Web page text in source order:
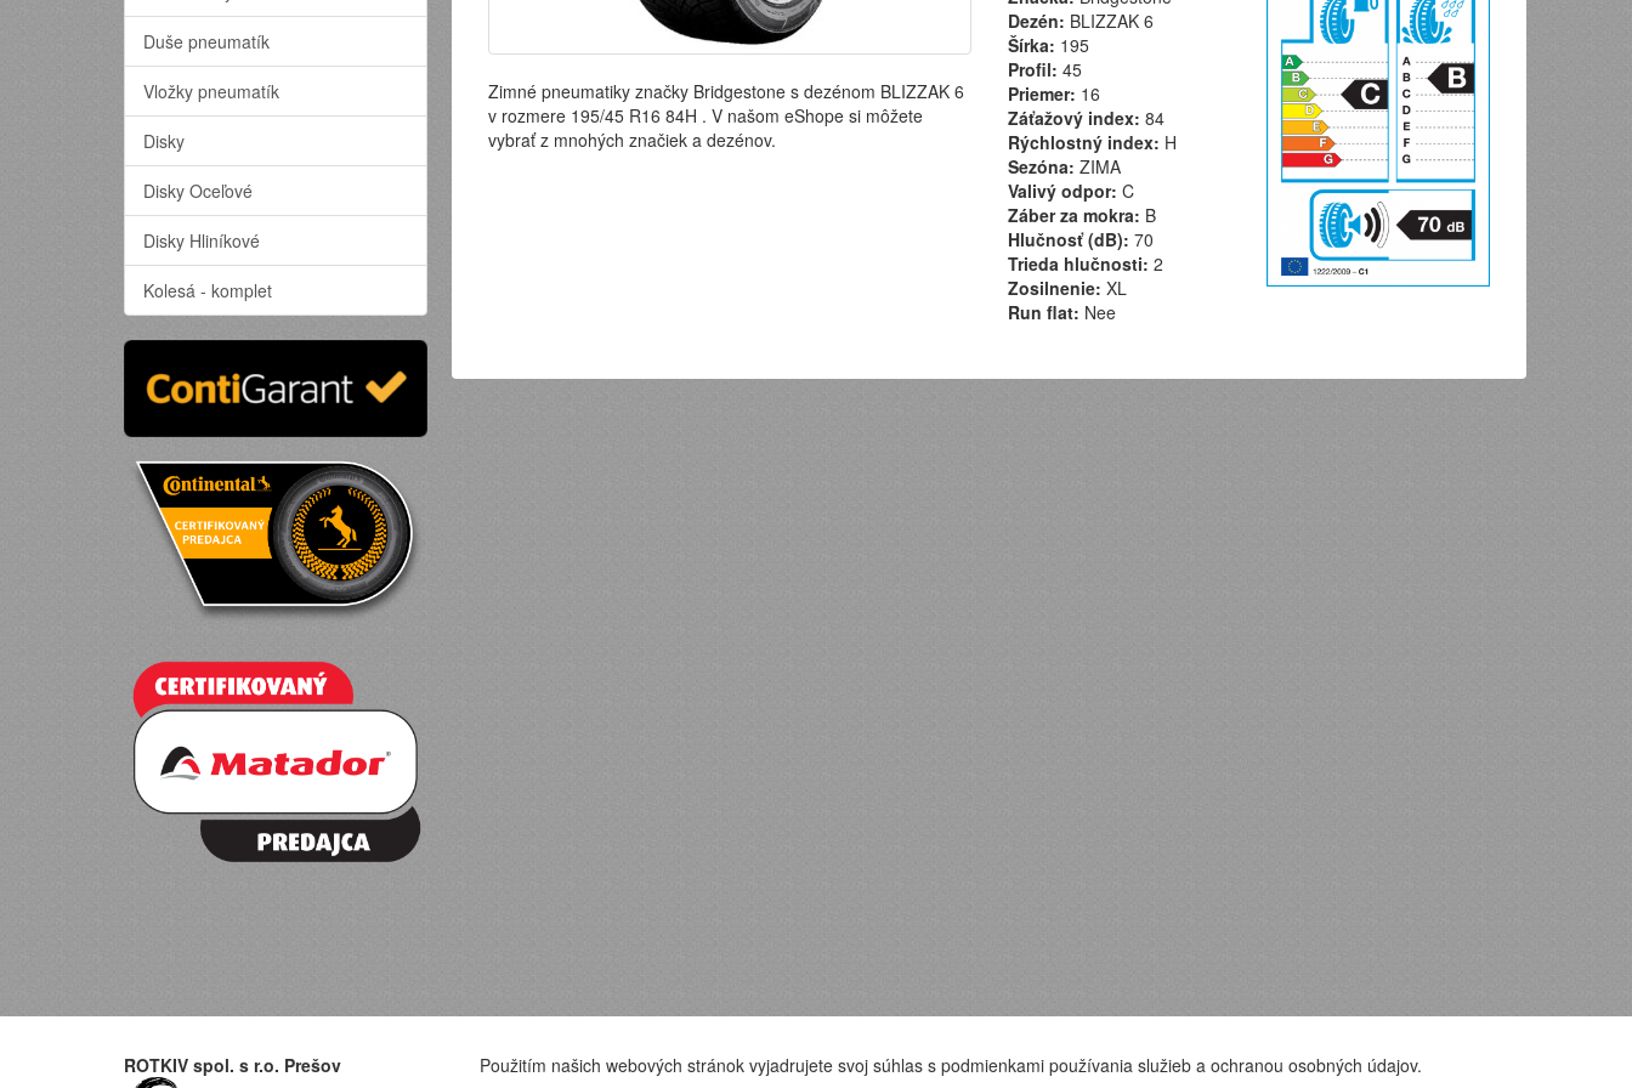
Zimné pneumatiky značky Bridgestone s dezénom BLIZZAK 6
v rozmere 195/45 R16 84H . V našom eShope si môžete
vybrať z mnohých značiek a dezénov.
Dezén: BLIZZAK 6
Šírka: 195
Profil: 45
Priemer: 16
Záťažový index: 84
Rýchlostný index: H
Sezóna: ZIMA
Valivý odpor: C
Záber za mokra: B
Hlučnosť (dB): 70
Trieda hlučnosti: 2
Zosilnenie: XL
Run flat: Nee
Duše pneumatík
Vložky pneumatík
Disky
Disky Oceľové
Disky Hliníkové
Kolesá - komplet
ROTKIV spol. s r.o. Prešov Použitím našich webových stránok vyjadrujete svoj súhlas s podmienkami používania služieb a ochranou osobných údajov.